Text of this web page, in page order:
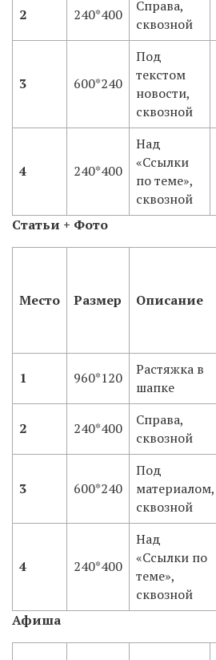
2 240*400
Справа,
сквозной
3 600*240
Под
текстом
новости,
сквозной
4 240*400
Над
«Ссылки
по теме»,
сквозной
Статьи + Фото
Место Размер Описание
1 960*120
Растяжка в
шапке
2 240*400
Справа,
сквозной
3 600*240
Под
материалом,
сквозной
4 240*400
Над
«Ссылки по
теме»,
сквозной
Афиша